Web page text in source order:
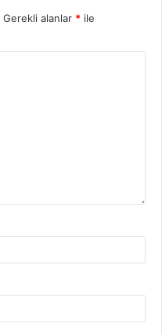
Gerekli alanlar * ile